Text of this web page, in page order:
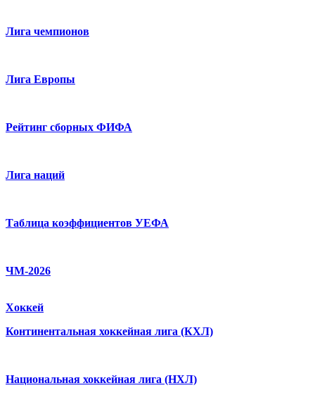
Лига чемпионов
Лига Европы
Рейтинг сборных ФИФА
Лига наций
Таблица коэффициентов УЕФА
ЧМ-2026
Хоккей
Континентальная хоккейная лига (КХЛ)
Национальная хоккейная лига (НХЛ)